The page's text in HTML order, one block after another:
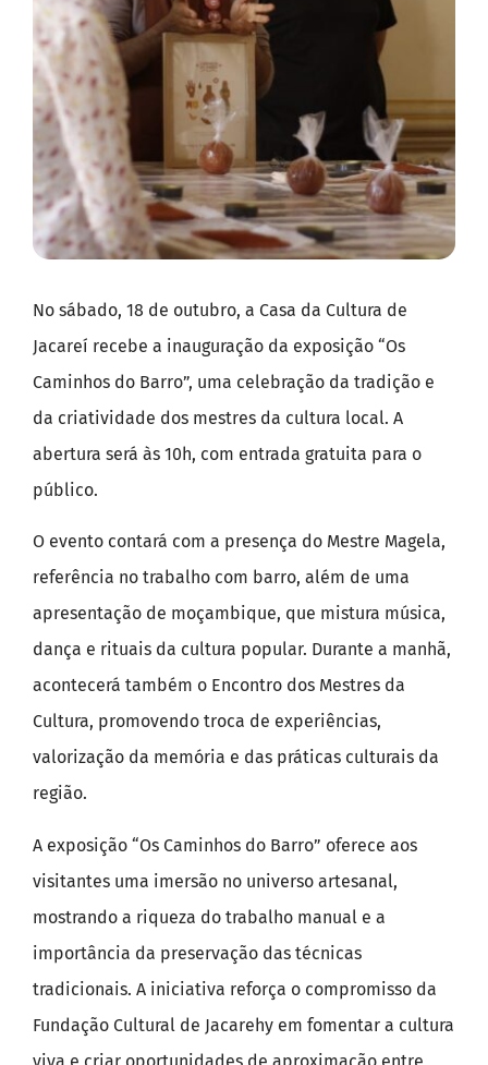
No sábado, 18 de outubro, a Casa da Cultura de
Jacareí recebe a inauguração da exposição “Os
Caminhos do Barro”, uma celebração da tradição e
da criatividade dos mestres da cultura local. A
abertura será às 10h, com entrada gratuita para o
público.
O evento contará com a presença do Mestre Magela,
referência no trabalho com barro, além de uma
apresentação de moçambique, que mistura música,
dança e rituais da cultura popular. Durante a manhã,
acontecerá também o Encontro dos Mestres da
Cultura, promovendo troca de experiências,
valorização da memória e das práticas culturais da
região.
A exposição “Os Caminhos do Barro” oferece aos
visitantes uma imersão no universo artesanal,
mostrando a riqueza do trabalho manual e a
importância da preservação das técnicas
tradicionais. A iniciativa reforça o compromisso da
Fundação Cultural de Jacarehy em fomentar a cultura
viva e criar oportunidades de aproximação entre